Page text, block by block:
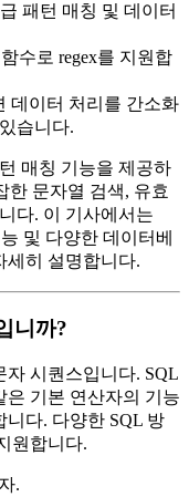
패턴 매칭 및 데이터
수로 regex를 지원합
데이터 처리를 간소화
습니다.
매칭 기능을 제공하
한 문자열 검색, 유효
다. 이 기사에서는
및 다양한 데이터베
세히 설명합니다.
니까?
시퀀스입니다. SQL
은 기본 연산자의 기능
다. 다양한 SQL 방
원합니다.
.